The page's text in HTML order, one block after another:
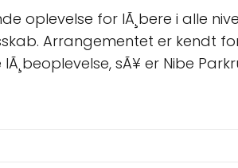
oplevelse for lÃ¸bere i alle
Arrangementet er kendt
sÃ¥ er Nibe